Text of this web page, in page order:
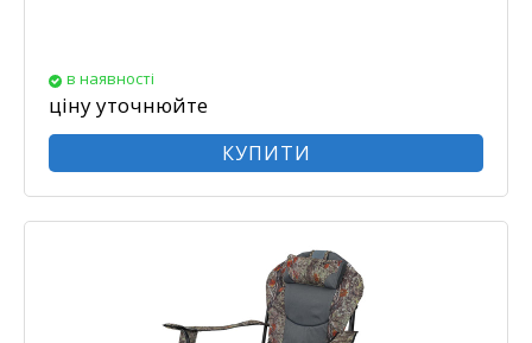
в наявності
ціну уточнюйте
КУПИТИ